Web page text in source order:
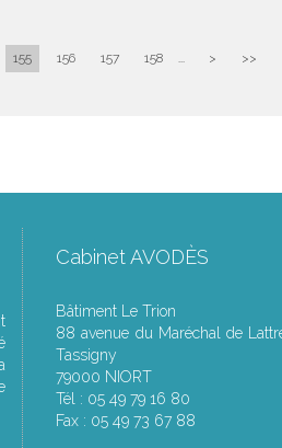
155 156 157 158 ... > >>
Cabinet AVODÈS
Bâtiment Le Trion
88 avenue du Maréchal de
Tassigny
79000 NIORT
Tél : 05 49 79 16 80
Fax : 05 49 73 67 88